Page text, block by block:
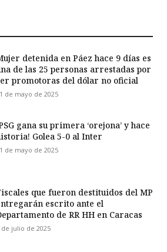
detenida en Páez hace 9 días es
de las 25 personas arrestadas por
promotoras del dólar no oficial
de mayo de 2025
gana su primera ‘orejona’ y hace
Golea 5-0 al Inter
de mayo de 2025
que fueron destituidos del MP
escrito ante el
de RR HH en Caracas
de julio de 2025